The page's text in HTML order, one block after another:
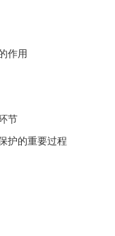
作用
节
护的重要过程